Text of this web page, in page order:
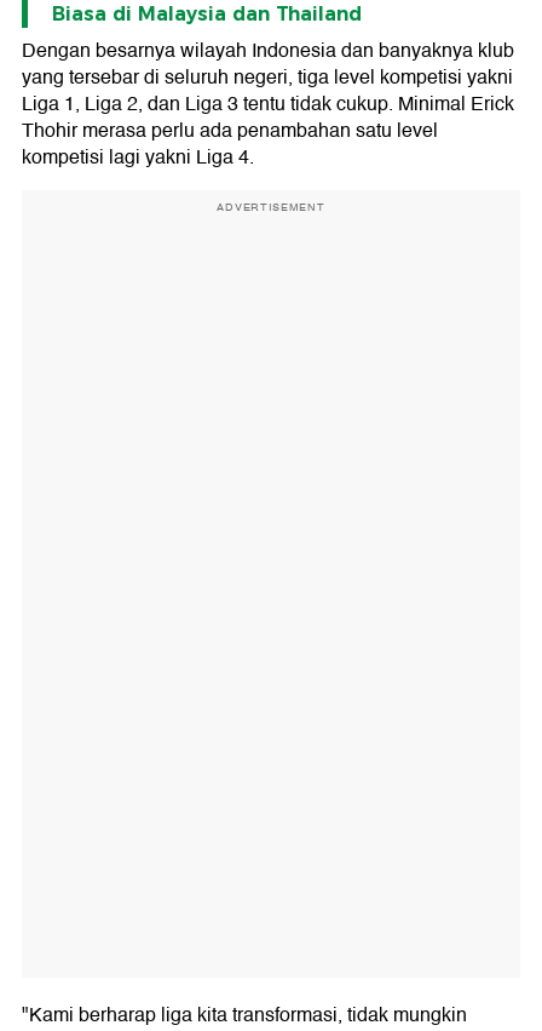
Biasa di Malaysia dan Thailand
Dengan besarnya wilayah Indonesia dan banyaknya klub
yang tersebar di seluruh negeri, tiga level kompetisi yakni
Liga 1, Liga 2, dan Liga 3 tentu tidak cukup. Minimal Erick
Thohir merasa perlu ada penambahan satu level
kompetisi lagi yakni Liga 4.
ADVERTISEMENT
"Kami berharap liga kita transformasi, tidak mungkin